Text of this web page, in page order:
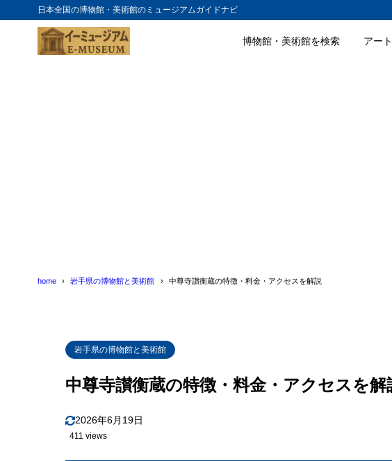
日本全国の博物館・美術館のミュージアムガイドナビ
博物館・美術館を検索 アー
home 岩手県の博物館と美術館 中尊寺讃衡蔵の特徴・料金・アクセスを解説
岩手県の博物館と美術館
中尊寺讃衡蔵の特徴・料金・アクセスを解
2026年6月19日
411 views
目次